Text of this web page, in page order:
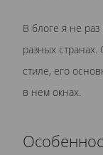
В блоге я не раз
разных
стиле, его
в нем окнах.